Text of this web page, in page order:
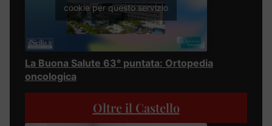
cookie per questo servizio
La Buona Salute 63° puntata: Ortopedia
oncologica
Oltre il Castello